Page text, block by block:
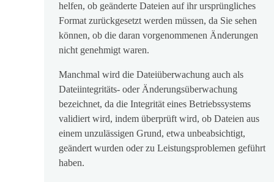
helfen, ob geänderte Dateien auf ihr ursprüngliches
Format zurückgesetzt werden müssen, da Sie sehen
können, ob die daran vorgenommenen Änderungen
nicht genehmigt waren.
Manchmal wird die Dateiüberwachung auch als
Dateiintegritäts- oder Änderungsüberwachung
bezeichnet, da die Integrität eines Betriebssystems
validiert wird, indem überprüft wird, ob Dateien aus
einem unzulässigen Grund, etwa unbeabsichtigt,
geändert wurden oder zu Leistungsproblemen geführt
haben.